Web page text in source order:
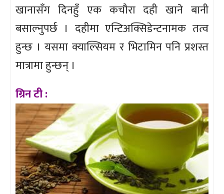
खानासँग दिनहुँ एक कचौरा दही खाने बानी
बसाल्नुपर्छ । दहीमा एन्टिअक्सिडेन्टनामक तत्व
हुन्छ । यसमा क्याल्सियम र भिटामिन पनि प्रशस्त
मात्रामा हुन्छन् ।
ग्रिन टी :